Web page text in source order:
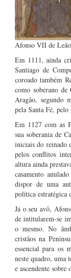
Afonso VII de
Em 1111, ainda
Santiago de
coroado também
como soberano
Aragão, segundo
pela Santa Fé, pelo
Em 1127 com as
sua soberania de
iniciais do reinado
pelos conflitos
altura ainda
casamento
dispor de uma
política estratégica
Já o seu avô,
de intitularem-se
o mesmo. No
cristãos na
essencial para os
neste quadro, uma
e ascendente sobre